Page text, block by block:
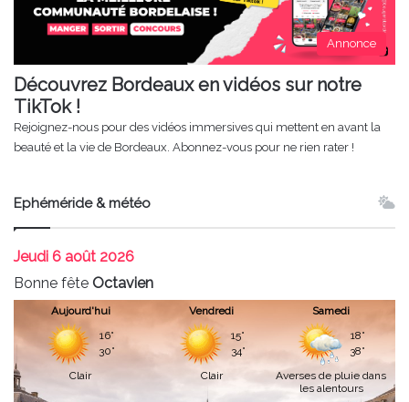
Annonce
Découvrez Bordeaux en vidéos sur notre
TikTok !
Rejoignez-nous pour des vidéos immersives qui mettent en avant la
beauté et la vie de Bordeaux. Abonnez-vous pour ne rien rater !
Ephéméride & météo
Jeudi 6 août 2026
Bonne fête Octavien
Aujourd'hui
16°
30°
Clair
Vendredi
15°
34°
Clair
Samedi
18°
38°
Averses de pluie dans
les alentours